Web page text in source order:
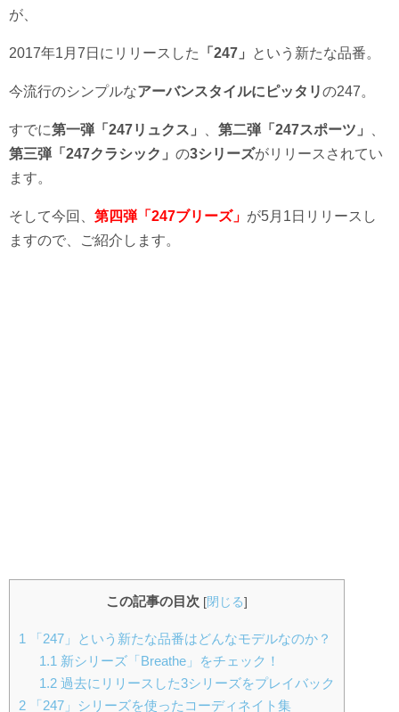
が、
2017年1月7日にリリースした 「247」 という新たな品番。
今流行のシンプルなアーバンスタイルにピッタリの247。
すでに第一弾「247リュクス」 第二弾「247スポーツ」
第三弾「247クラシック」 の3シリーズがリリースされてい
ます。
そして今回、 第四弾「247ブリーズ」 が5月1日リリースし
ますので、ご紹介します。
この記事の目次 [閉じる]
1
「247」という新たな品番はどんなモデルなのか？
1.1 新シリーズ「Breathe」をチェック！
1.2過去にリリースした3シリーズをプレイバック
2 「247」シリーズを使ったコーディネイト集